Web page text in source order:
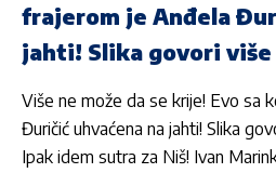
frajerom je Anđela
jahti! Slika govori
Više ne može da se krije! Evo sa
Đuričić uhvaćena na jahti! Slika
Ipak idem sutra za Niš! Ivan